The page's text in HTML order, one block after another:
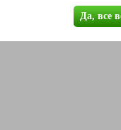
Да, все